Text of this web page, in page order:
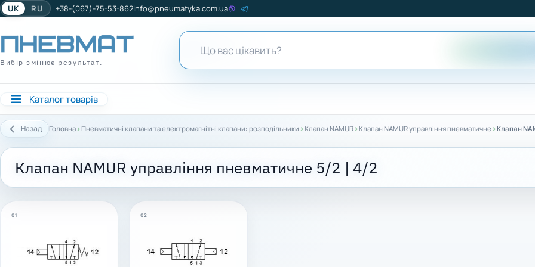
UK RU +38-(067)-75-53-862info@pneumatyka.com.ua
Вибір змінює результат.
Каталог товарів
Назад Головна › Пневматичні клапани та електромагнітні клапани: розподільники › Клапан NAMUR ›Клапан NAMUR управління пневматичне ›Клапан
Клапан NAMUR управління пневматичне 5/2 | 4/2
01 02